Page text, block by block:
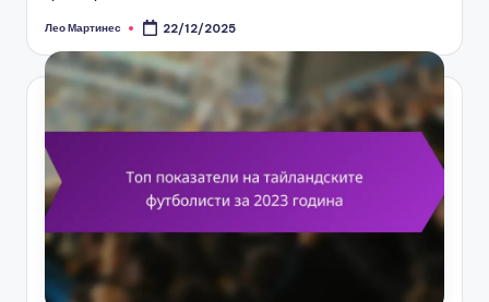
Posted
Лео Мартинес 22/12/2025